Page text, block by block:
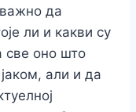
да
ли и какви су
све оно што
али и да